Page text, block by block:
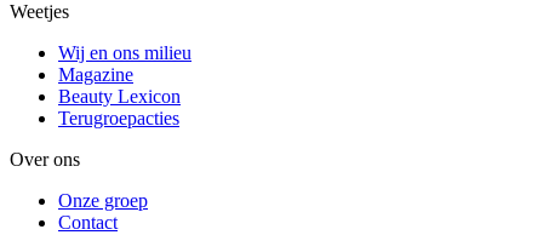
Weetjes
Wij en ons milieu
Magazine
Beauty Lexicon
Terugroepacties
Over ons
Onze groep
Contact